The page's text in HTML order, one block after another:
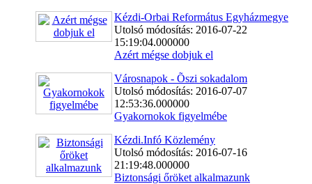
Kézdi-Orbai Református Egyházmegye
Utolsó módosítás: 2016-07-22
15:19:04.000000
Azért mégse dobjuk el
Városnapok - Õszi sokadalom
Utolsó módosítás: 2016-07-07
12:53:36.000000
Gyakornokok figyelmébe
Kézdi.Infó Közlemény
Utolsó módosítás: 2016-07-16
21:19:48.000000
Biztonsági őröket alkalmazunk